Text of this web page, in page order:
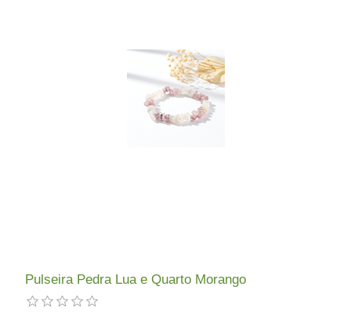
Pulseira Pedra Lua e Quarto Morango